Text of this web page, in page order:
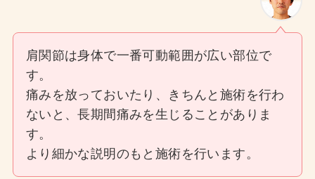
肩関節は身体で一番可動範囲が広い部位で
す。
痛みを放っておいたり、きちんと施術を行わ
ないと、長期間痛みを生じることがありま
す。
より細かな説明のもと施術を行います。